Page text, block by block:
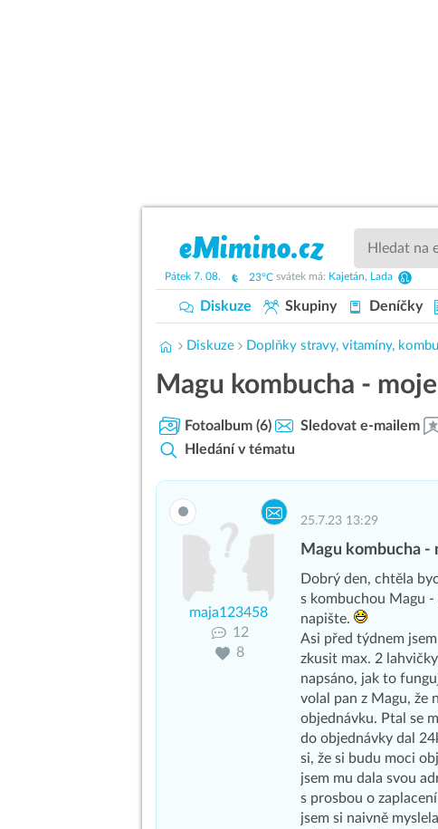
Pátek 7. 08. 23°C svátek má: Kajetán, Lada
Diskuze Skupiny Deníčky
Diskuze Doplňky stravy, vitamíny,
Magu kombucha -
Fotoalbum (6) Sledovat e-mailem
Hledání v tématu
maja123458
12
8
25.7.23 13:29
Magu kombucha -
Dobrý den, chtěla
s kombuchou Magu
napište.
Asi před týdnem
zkusit max. 2
napsáno, jak to
volal pan z Magu, že
objednávku. Ptal se
do objednávky dal
si, že si budu moci
jsem mu dala svou
s prosbou o
jsem si naivně